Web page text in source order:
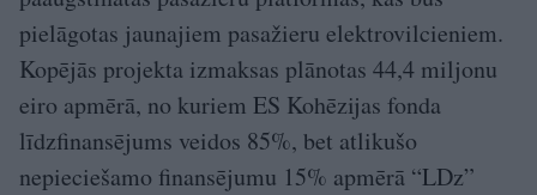
pielāgotas jaunajiem pasažieru elektrovilcieniem.
Kopējās projekta izmaksas plānotas 44,4 miljonu
eiro apmērā, no kuriem ES Kohēzijas fonda
līdzfinansējums veidos 85%, bet atlikušo
nepieciešamo finansējumu 15% apmērā “LDz”